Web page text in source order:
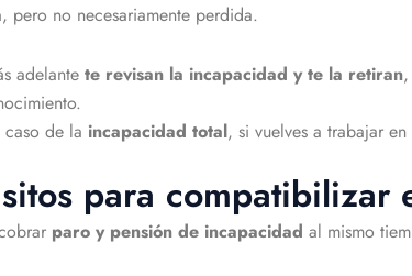
, pero no necesariamente perdida.
adelante te revisan la incapacidad y te la retiran
caso de la incapacidad total, si vuelves a trabajar
para
paro y pensión de incapacidad al mismo